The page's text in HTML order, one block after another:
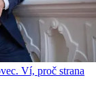
Ví, proč strana